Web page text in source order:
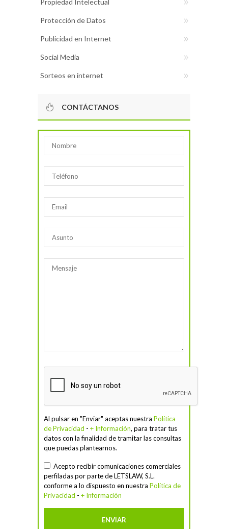
Protección de Datos
Publicidad en Internet
Social Media
Sorteos en internet
CONTÁCTANOS
Al pulsar en "Enviar" aceptas nuestra Política
de Privacidad - + Información, para tratar tus
datos con la finalidad de tramitar las consultas
que puedas plantearnos.
Acepto recibir comunicaciones comerciales
perfiladas por parte de LETSLAW, S.L.
conforme a lo dispuesto en nuestra Política de
Privacidad - + Información